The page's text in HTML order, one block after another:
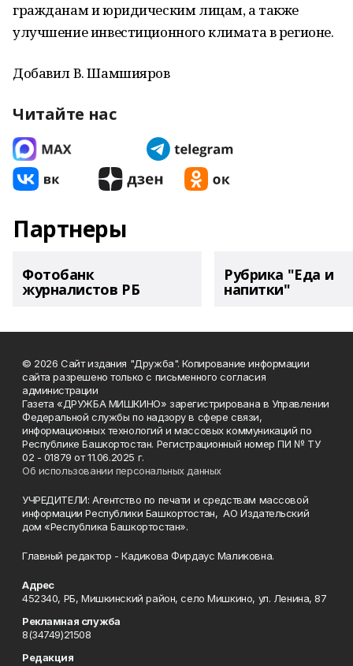
гражданам и юридическим лицам, а также
улучшение инвестиционного климата в регионе.
Добавил В. Шамшияров
Читайте нас
Партнеры
Фотобанк
журналистов РБ
Рубрика "Еда и
напитки"
© 2026 Сайт издания "Дружба". Копирование информации
сайта разрешено только с письменного согласия
администрации
Газета «ДРУЖБА МИШКИНО» зарегистрирована в Управлении
Федеральной службы по надзору в сфере связи,
информационных технологий и массовых коммуникаций по
Республике Башкортостан. Регистрационный номер ПИ № ТУ
02 - 01879 от 11.06.2025 г.
Об использовании персональных данных
УЧРЕДИТЕЛИ: Агентство по печати и средствам массовой
информации Республики Башкортостан, АО Издательский
дом «Республика Башкортостан».
Главный редактор - Кадикова Фирдаус Маликовна.
Адрес
452340, РБ, Мишкинский район, село Мишкино, ул. Ленина, 87
Рекламная служба
8(34749)21508
Редакция